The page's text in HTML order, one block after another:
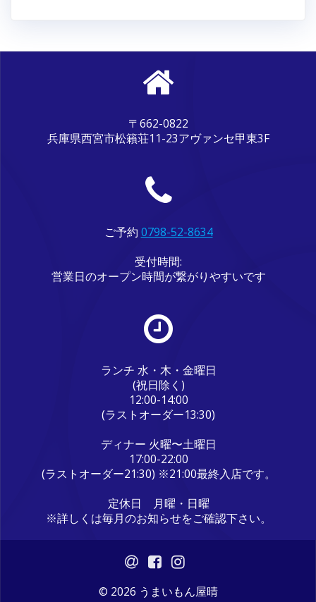
〒662-0822
兵庫県西宮市松籟荘11-23アヴァンセ甲東3F
ご予約 0798-52-8634
受付時間:
営業日のオープン時間が繋がりやすいです
ランチ 水・木・金曜日
(祝日除く)
12:00-14:00
(ラストオーダー13:30)
ディナー 火曜〜土曜日
17:00-22:00
(ラストオーダー21:30) ※21:00最終入店です。
定休日 月曜・日曜
※詳しくは毎月のお知らせをご確認下さい。
© 2026 うまいもん屋晴